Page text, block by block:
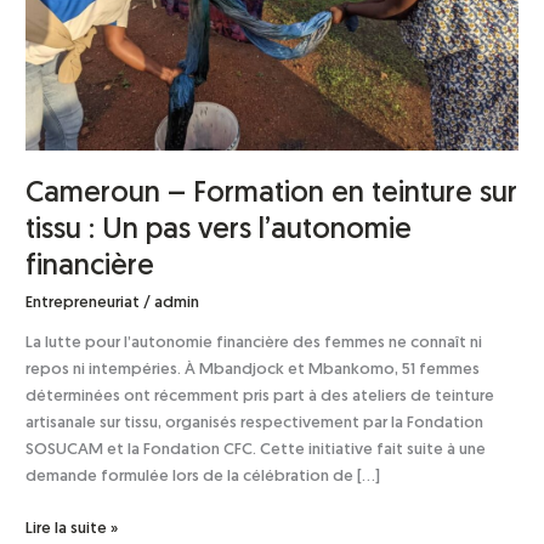
Cameroun – Formation en teinture sur
tissu : Un pas vers l’autonomie
financière
Entrepreneuriat /admin
La lutte pour l’autonomie financière des femmes ne connaît ni
repos ni intempéries. À Mbandjock et Mbankomo, 51 femmes
déterminées ont récemment pris part à des ateliers de teinture
artisanale sur tissu, organisés respectivement par la Fondation
SOSUCAM et la Fondation CFC. Cette initiative fait suite à une
demande formulée lors de la célébration de […]
Un
pas
vers
l’autonomie
financière
Lire la suite »